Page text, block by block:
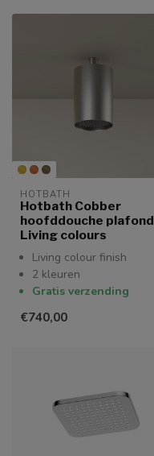
HOTBATH
Hotbath Cobber
hoofddouche plafond
Living colours
Living colour finish
2 kleuren
Gratis verzending
€740,00